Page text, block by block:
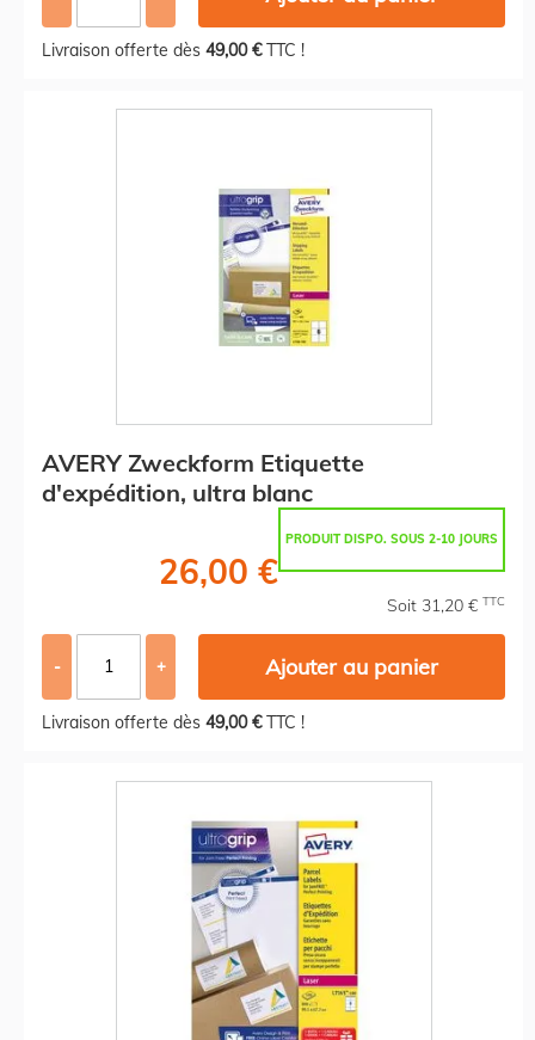
Livraison offerte dès 49,00 €TTC !
AVERY Zweckform Etiquette
d'expédition, ultra blanc
PRODUIT DISPO. SOUS 2-10 JOURS
26,00 €
Soit 31,20 € TTC
- + Ajouter au panier
Livraison offerte dès 49,00 €TTC !